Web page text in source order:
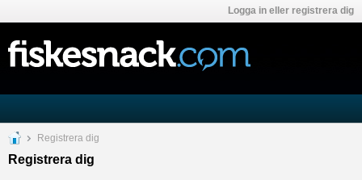
Logga in eller registrera dig
Registrera dig
Registrera dig